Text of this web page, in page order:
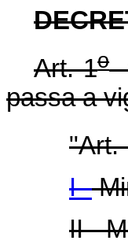
Art. 1o
passa a
I -
II -